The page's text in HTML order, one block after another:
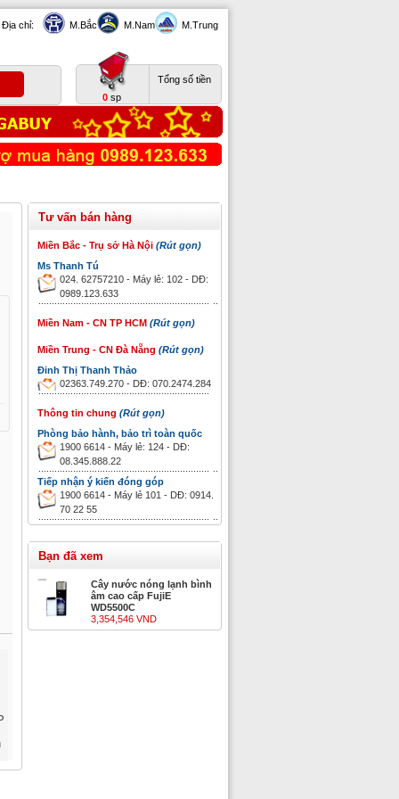
Địa chỉ: M.Bắc M.Nam M.Trung
0 sp
Tổng số tiền
Tư vấn bán hàng
Miền Bắc - Trụ sở Hà Nội (Rút gọn)
Ms Thanh Tú
024. 62757210 - Máy lẻ: 102 - DĐ:
0989.123.633
Miền Nam - CN TP HCM (Rút gọn)
Miền Trung - CN Đà Nẵng (Rút gọn)
Đinh Thị Thanh Thảo
02363.749.270 - DĐ: 070.2474.284
Thông tin chung (Rút gọn)
Phòng bảo hành, bảo trì toàn quốc
1900 6614 - Máy lẻ: 124 - DĐ:
08.345.888.22
Tiếp nhận ý kiến đóng góp
1900 6614 - Máy lẻ 101 - DĐ: 0914.
70 22 55
Bạn đã xem
Cây nước nóng lạnh bình
âm cao cấp FujiE
WD5500C
3,354,546 VND